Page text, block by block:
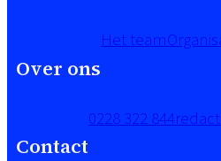
Over ons
Het team
Contact
0228 322 844